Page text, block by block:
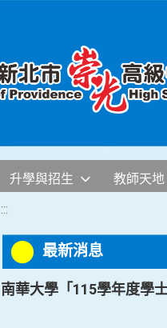
升學與招生 教師天地
:::
最新消息
南華大學「115學年度學